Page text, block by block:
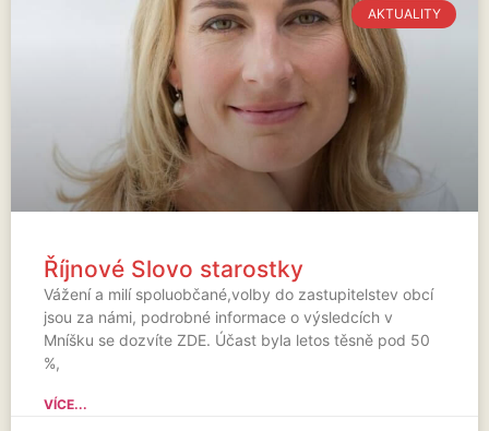
AKTUALITY
Říjnové Slovo starostky
Vážení a milí spoluobčané,volby do zastupitelstev obcí
jsou za námi, podrobné informace o výsledcích v
Mníšku se dozvíte ZDE. Účast byla letos těsně pod 50
%,
VÍCE...